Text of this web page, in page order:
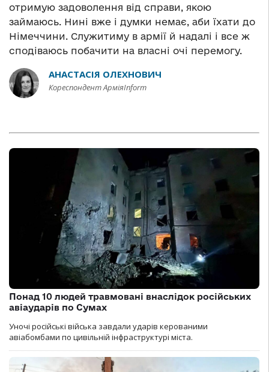
отримую задоволення від справи, якою
займаюсь. Нині вже і думки немає, аби їхати до
Німеччини. Служитиму в армії й надалі і все ж
сподіваюсь побачити на власні очі перемогу.
АНАСТАСІЯ ОЛЕХНОВИЧ
Кореспондент АрміяInform
Понад 10 людей травмовані внаслідок російських
авіаударів по Сумах
Уночі російські війська завдали ударів керованими
авіабомбами по цивільній інфраструктурі міста.